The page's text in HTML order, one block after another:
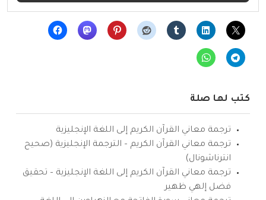
كتب لها صلة
ترجمة معاني القرآن الكريم إلى اللغة الإنجليزية
ترجمة معاني القرآن الكريم – الترجمة الإنجليزية (صحيح
انترناشونال)
ترجمة معاني القرآن الكريم إلى اللغة الإنجليزية – تحقيق
فضل إلهي ظهير